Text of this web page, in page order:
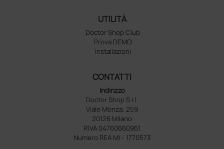
UTILITÀ
Doctor Shop Club
Prova DEMO
Installazioni
CONTATTI
Indirizzo
Doctor Shop S.r.l.
Viale Monza, 259
20126 Milano
P.IVA 04760660961
Numero REA MI - 1770573